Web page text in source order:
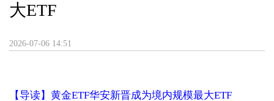
大ETF
2026-07-06 14:51
【导读】黄金ETF华安新晋成为境内规模最大ETF